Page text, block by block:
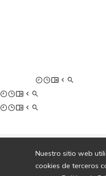
Nuestro sitio web
cookies de terceros